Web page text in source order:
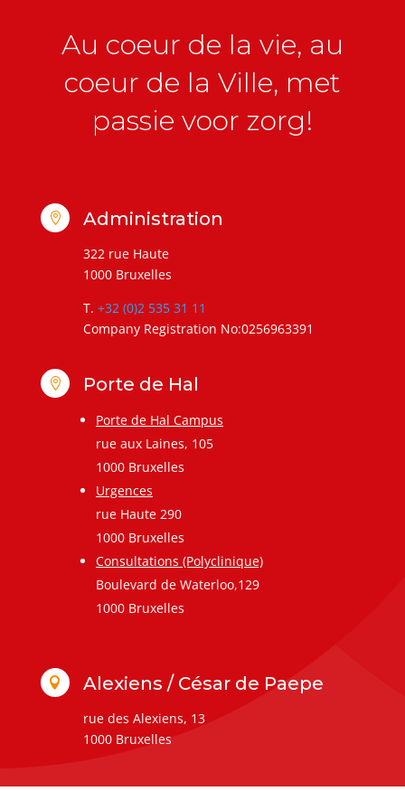
Au coeur de la vie, au
coeur de la Ville, met
passie voor zorg!
 Administration
322 rue Haute
1000 Bruxelles
T. +32 (0)2 535 31 11
Company Registration No:0256963391
 Porte de Hal
Porte de Hal Campus
rue aux Laines, 105
1000 Bruxelles
Urgences
rue Haute 290
1000 Bruxelles
Consultations (Polyclinique)
Boulevard de Waterloo,129
1000 Bruxelles
 Alexiens / César de Paepe
rue des Alexiens, 13
1000 Bruxelles